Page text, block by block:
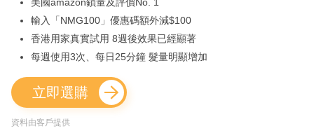
輸入「NMG100」優惠碼額外減$100
香港用家真實試用 8週後效果已經顯著
每週使用3次、每日25分鐘 髮量明顯增加
立即選購
資料由客戶提供